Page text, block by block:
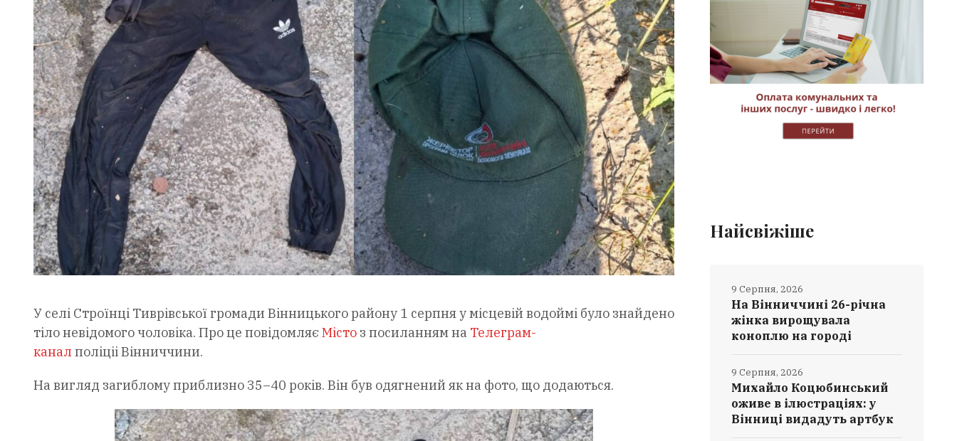
У селі Строїнці Тиврівської громади Вінницького району 1 серпня у місцевій водоймі було знайдено
тіло невідомого чоловіка. Про це повідомляє Містоз посиланням на Телеграм-
канал поліціі Вінниччини.
На вигляд загиблому приблизно 35–40 років. Він був одягнений як на фото, що додаються.
Найсвіжіше
На Вінниччині 26-річна
жінка вирощувала
коноплю на городі
9 Серпня, 2026
Михайло Коцюбинський
оживе в ілюстраціях: у
Вінниці видадуть артбук
9 Серпня, 2026